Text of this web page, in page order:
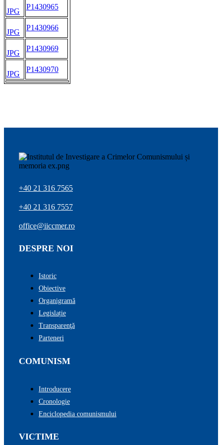
JPG
P1430965
JPG
P1430966
JPG
P1430969
JPG
P1430970
+40 21 316 7565
+40 21 316 7557
office@iiccmer.ro
DESPRE NOI
Istoric
Obiective
Organigramă
Legislație
Transparenţă
Parteneri
COMUNISM
Introducere
Cronologie
Enciclopedia comunismului
VICTIME